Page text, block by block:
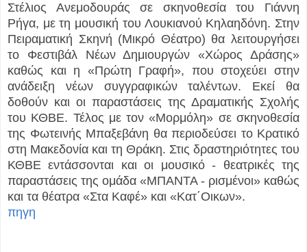
Στέλιος Ανεμοδουράς σε σκηνοθεσία του Γιάννη
Ρήγα, με τη μουσική του Λουκιανού Κηλαηδόνη. Στην
Πειραματική Σκηνή (Μικρό Θέατρο) θα λειτουργήσει
το Φεστιβάλ Νέων Δημιουργών «Χώρος Δράσης»
καθώς και η «Πρώτη Γραφή», που στοχεύει στην
ανάδειξη νέων συγγραφικών ταλέντων. Εκεί θα
δοθούν και οι παραστάσεις της Δραματικής Σχολής
του ΚΘΒΕ. Τέλος με τον «Μορμόλη» σε σκηνοθεσία
της Φωτεινής Μπαξεβάνη θα περιοδεύσει το Κρατικό
στη Μακεδονία και τη Θράκη. Στις δραστηριότητες του
ΚΘΒΕ εντάσσονται και οι μουσικό - θεατρικές της
παραστάσεις της ομάδα «ΜΠΑΝΤΑ - ρισμένοι» καθώς
και τα θέατρα «Στα Καφέ» και «Κατ΄Οικων».
πηγη